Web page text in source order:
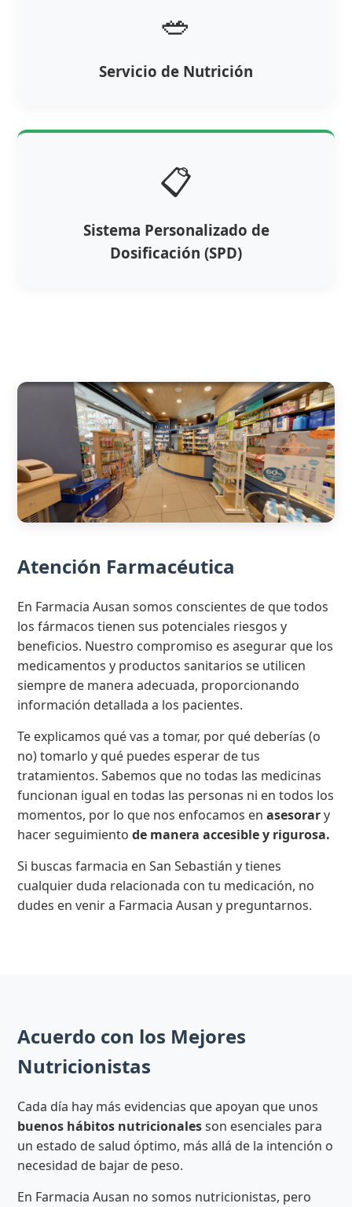
🥗
Servicio de Nutrición
📋
Sistema Personalizado de
Dosificación (SPD)
Atención Farmacéutica
En Farmacia Ausan somos conscientes de que todos
los fármacos tienen sus potenciales riesgos y
beneficios. Nuestro compromiso es asegurar que los
medicamentos y productos sanitarios se utilicen
siempre de manera adecuada, proporcionando
información detallada a los pacientes.
Te explicamos qué vas a tomar, por qué deberías (o
no) tomarlo y qué puedes esperar de tus
tratamientos. Sabemos que no todas las medicinas
funcionan igual en todas las personas ni en todos los
momentos, por lo que nos enfocamos enasesorary
hacer seguimientode manera accesible y rigurosa.
Si buscas farmacia en San Sebastián y tienes
cualquier duda relacionada con tu medicación, no
dudes en venir a Farmacia Ausan y preguntarnos.
Acuerdo con los Mejores
Nutricionistas
Cada día hay más evidencias que apoyan que unos
buenos hábitos nutricionalesson esenciales para
un estado de salud óptimo, más allá de la intención o
necesidad de bajar de peso.
En Farmacia Ausan no somos nutricionistas, pero